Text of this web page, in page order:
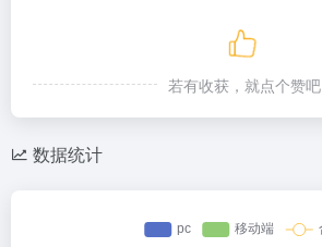
若有收获，就点个赞吧
数据统计